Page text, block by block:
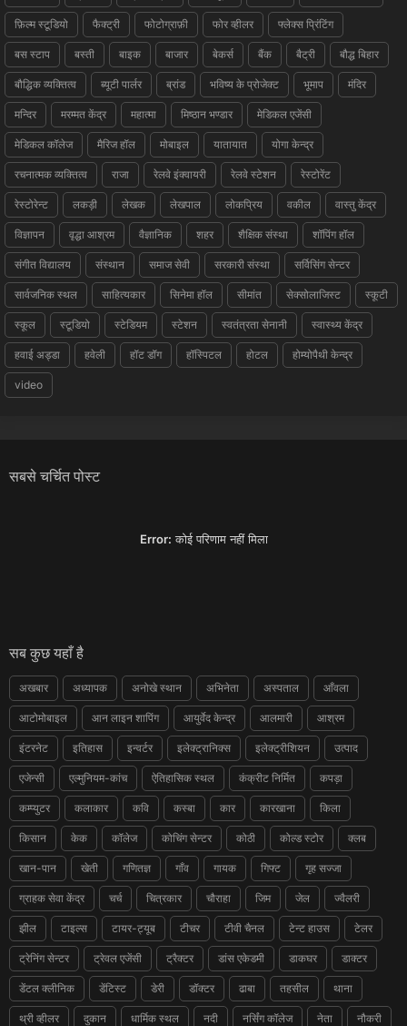
फ़िल्म स्टूडियो फैक्ट्री फोटोग्राफ़ी फोर व्हीलर फ्लेक्स प्रिंटिंग
बस स्टाप बस्ती बाइक बाजार बेकर्स बैंक बैट्री बौद्ध बिहार
बौद्धिक व्यक्तित्व ब्यूटी पार्लर ब्रांड भविष्य के प्रोजेक्ट भूमाप मंदिर
मन्दिर मरम्मत केंद्र महात्मा मिष्ठान भण्डार मेडिकल एजेंसी
मेडिकल कॉलेज मैरिज हॉल मोबाइल यातायात योगा केन्द्र
रचनात्मक व्यक्तित्व राजा रेलवे इंक्वायरी रेलवे स्टेशन रेस्टोरेंट
रेस्टोरेन्ट लकड़ी लेखक लेखपाल लोकप्रिय वकील वास्तु केंद्र
विज्ञापन वृद्धा आश्रम वैज्ञानिक शहर शैक्षिक संस्था शॉपिंग हॉल
संगीत विद्यालय संस्थान समाज सेवी सरकारी संस्था सर्विसिंग सेन्टर
सार्वजनिक स्थल साहित्यकार सिनेमा हॉल सीमांत सेक्सोलाजिस्ट स्कूटी
स्कूल स्टूडियो स्टेडियम स्टेशन स्वतंत्रता सेनानी स्वास्थ्य केंद्र
हवाई अड्डा हवेली हॉट डॉग हॉस्पिटल होटल होम्योपैथी केन्द्र
video
सबसे चर्चित पोस्ट
Error: कोई परिणाम नहीं मिला
सब कुछ यहाँ है
अखबार अध्यापक अनोखे स्थान अभिनेता अस्पताल आँवला
आटोमोबाइल आन लाइन शापिंग आयुर्वेद केन्द्र आलमारी आश्रम
इंटरनेट इतिहास इन्वर्टर इलेक्ट्रानिक्स इलेक्ट्रीशियन उत्पाद
एजेन्सी एल्मुनियम-कांच ऐतिहासिक स्थल कंक्रीट निर्मित कपड़ा
कम्प्युटर कलाकार कवि कस्बा कार कारखाना किला
किसान केक कॉलेज कोचिंग सेन्टर कोठी कोल्ड स्टोर क्लब
खान-पान खेती गणितज्ञ गाँव गायक गिफ्ट गृह सज्जा
ग्राहक सेवा केंद्र चर्च चित्रकार चौराहा जिम जेल ज्वैलरी
झील टाइल्स टायर-ट्यूब टीचर टीवी चैनल टेन्ट हाउस टेलर
ट्रेनिंग सेन्टर ट्रेवल एजेंसी ट्रैक्टर डांस एकेडमी डाकघर डाक्टर
डेंटल क्लीनिक डेंटिस्ट डेरी डॉक्टर ढाबा तहसील थाना
थ्री व्हीलर दुकान धार्मिक स्थल नदी नर्सिंग कॉलेज नेता नौकरी